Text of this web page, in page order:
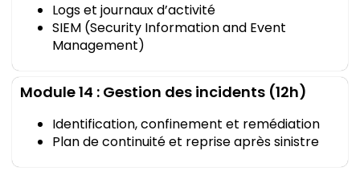
Logs et journaux d’activité
SIEM (Security Information and Event
Management)
Module 14 : Gestion des incidents (12h)
Identification, confinement et remédiation
Plan de continuité et reprise après sinistre